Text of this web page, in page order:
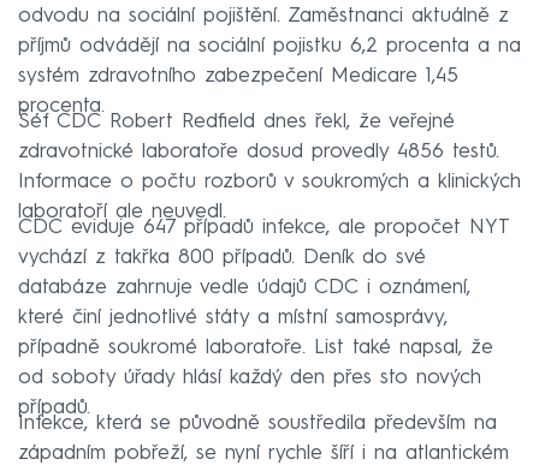
odvodu na sociální pojištění. Zaměstnanci aktuálně z
příjmů odvádějí na sociální pojistku 6,2 procenta a na
systém zdravotního zabezpečení Medicare 1,45
procenta.
Šéf CDC Robert Redfield dnes řekl, že veřejné
zdravotnické laboratoře dosud provedly 4856 testů.
Informace o počtu rozborů v soukromých a klinických
laboratoří ale neuvedl.
CDC eviduje 647 případů infekce, ale propočet NYT
vychází z takřka 800 případů. Deník do své
databáze zahrnuje vedle údajů CDC i oznámení,
které činí jednotlivé státy a místní samosprávy,
případně soukromé laboratoře. List také napsal, že
od soboty úřady hlásí každý den přes sto nových
případů.
Infekce, která se původně soustředila především na
západním pobřeží, se nyní rychle šíří i na atlantickém